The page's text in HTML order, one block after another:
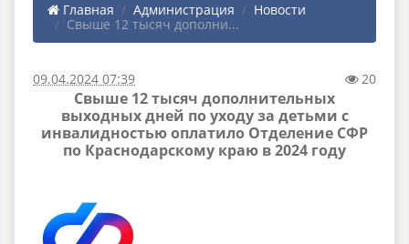
Главная Администрация
Новости
Свыше 12 тысяч дополни...
09.04.2024 07:39 20
Свыше 12 тысяч дополнительных
выходных дней по уходу за детьми с
инвалидностью оплатило Отделение СФР
по Краснодарскому краю в 2024 году